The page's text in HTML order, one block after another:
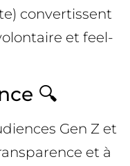
convertissent
et feel-
🔍
Gen Z et
et à